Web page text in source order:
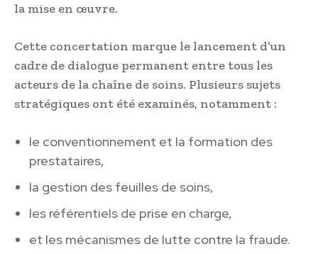
la mise en œuvre.
Cette concertation marque le lancement d’un
cadre de dialogue permanent entre tous les
acteurs de la chaîne de soins. Plusieurs sujets
stratégiques ont été examinés, notamment :
le conventionnement et la formation des
prestataires,
la gestion des feuilles de soins,
les référentiels de prise en charge,
et les mécanismes de lutte contre la fraude.